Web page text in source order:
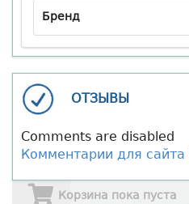
Бренд
ОТЗЫВЫ
Comments are disabled
Комментарии для сайта
Корзина пока пуста